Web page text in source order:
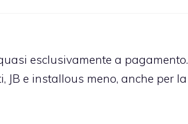
esclusivamente a pagamento.
e installous meno, anche per la